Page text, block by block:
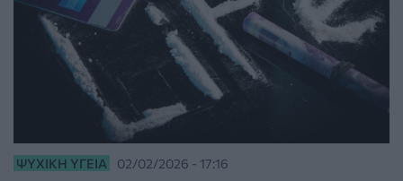
ΨΥΧΙΚΉ ΥΓΕΊΑ 02/02/2026 - 17:16